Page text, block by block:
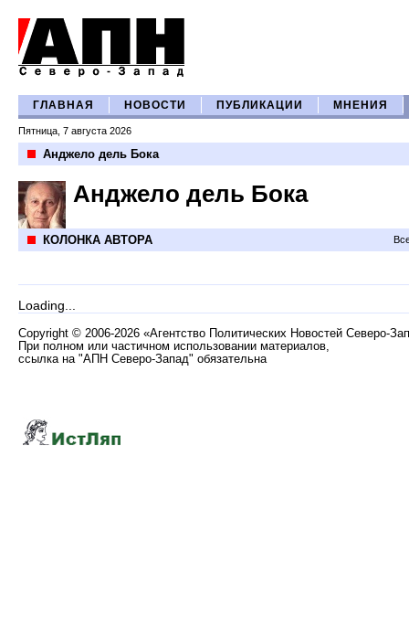
ГЛАВНАЯ НОВОСТИ ПУБЛИКАЦИИ МНЕНИЯ
Пятница, 7 августа 2026
Анджело дель Бока
Анджело дель Бока
КОЛОНКА АВТОРА
Loading...
Copyright © 2006-2026 «Агентство Политических Новостей Северо-
При полном или частичном использовании материалов,
ссылка на "АПН Северо-Запад" обязательна